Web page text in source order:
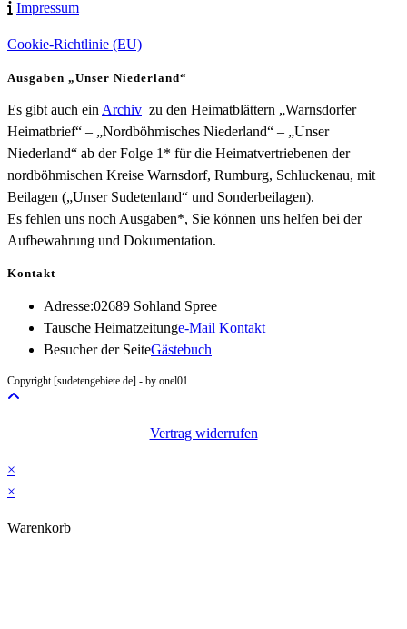
Impressum
Cookie-Richtlinie (EU)
Ausgaben „Unser Niederland“
Es gibt auch ein Archiv zu den Heimatblättern „Warnsdorfer
Heimatbrief“ – „Nordböhmisches Niederland“ – „Unser
Niederland“ ab der Folge 1* für die Heimatvertriebenen der
nordböhmischen Kreise Warnsdorf, Rumburg, Schluckenau, mit
Beilagen („Unser Sudetenland“ und Sonderbeilagen).
Es fehlen uns noch Ausgaben*, Sie können uns helfen bei der
Aufbewahrung und Dokumentation.
Kontakt
Adresse:02689 Sohland Spree
Tausche Heimatzeitunge-Mail KontaktOpens
Besucher der SeiteGästebuch
Copyright [sudetengebiete.de] - by onel01
Vertrag widerrufen
×
×
Warenkorb